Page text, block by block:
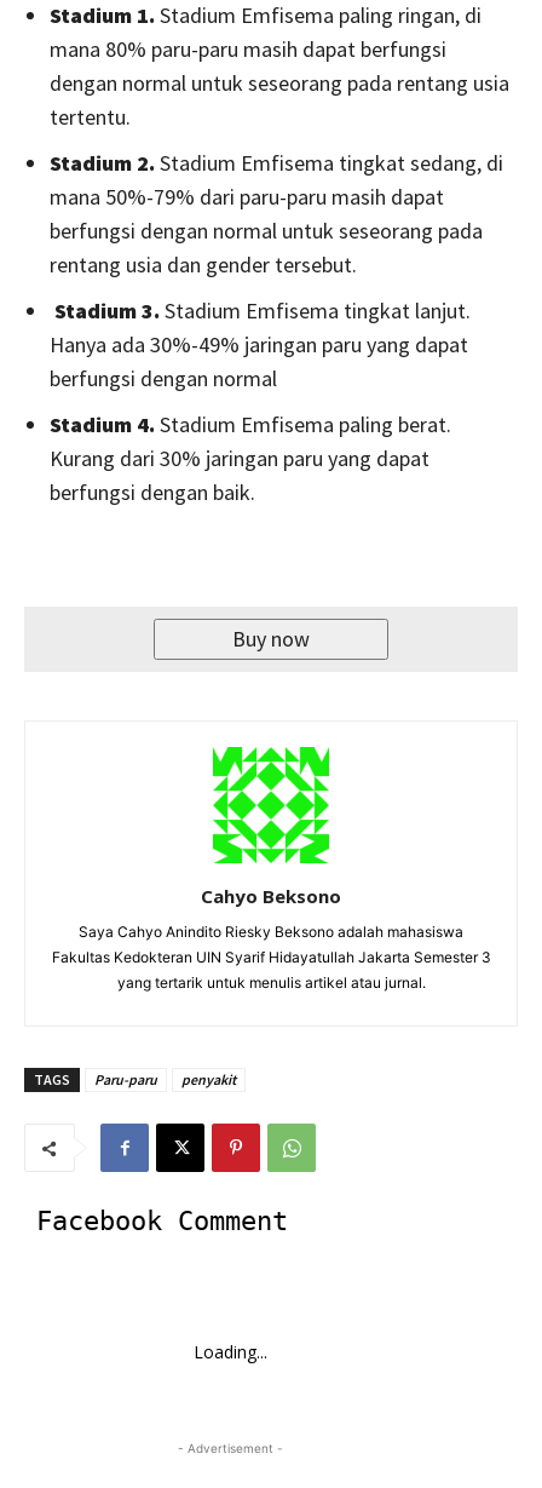
Stadium 1. Stadium Emfisema paling ringan, di
mana 80% paru-paru masih dapat berfungsi
dengan normal untuk seseorang pada rentang usia
tertentu.
Stadium 2. Stadium Emfisema tingkat sedang, di
mana 50%-79% dari paru-paru masih dapat
berfungsi dengan normal untuk seseorang pada
rentang usia dan gender tersebut.
Stadium 3. Stadium Emfisema tingkat lanjut.
Hanya ada 30%-49% jaringan paru yang dapat
berfungsi dengan normal
Stadium 4. Stadium Emfisema paling berat.
Kurang dari 30% jaringan paru yang dapat
berfungsi dengan baik.
Buy now
Cahyo Beksono
Saya Cahyo Anindito Riesky Beksono adalah mahasiswa
Fakultas Kedokteran UIN Syarif Hidayatullah Jakarta Semester 3
yang tertarik untuk menulis artikel atau jurnal.
TAGS Paru-paru penyakit
Facebook Comment
Loading...
- Advertisement -